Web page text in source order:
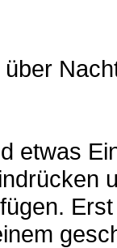
etwas